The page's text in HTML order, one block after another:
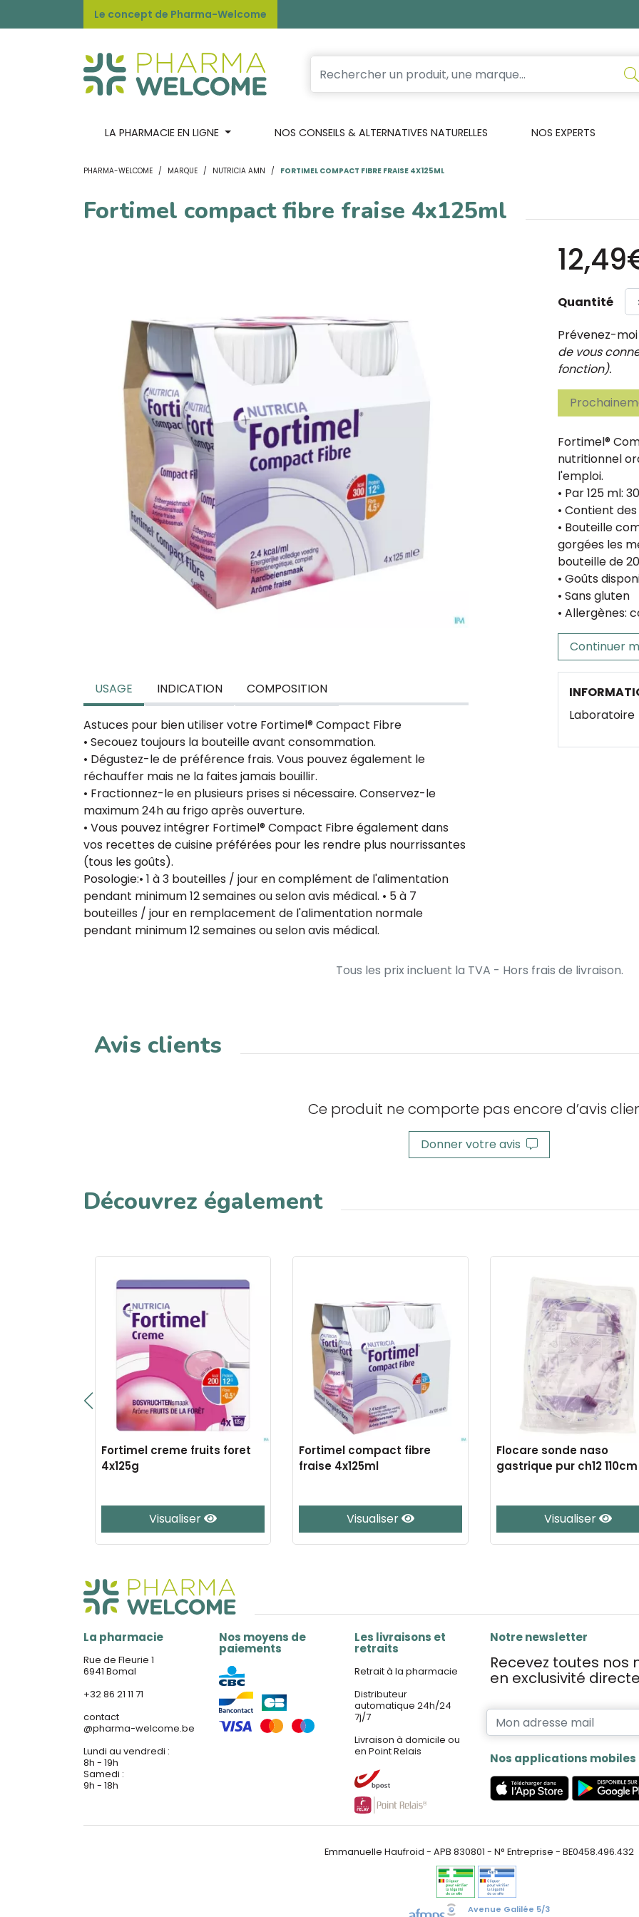
Le concept de Pharma-Welcome
LA PHARMACIE EN LIGNE NOS CONSEILS & ALTERNATIVES NATURELLES NOS EXPERTS
PHARMA-WELCOME MARQUE NUTRICIA AMN FORTIMEL COMPACT FIBRE FRAISE 4X125ML
Fortimel compact fibre fraise 4x125ml
Quantité
Prévenez-
de vous
fonction).
Fortimel®
nutritionnel
l'emploi.
• Par 125 ml:
• Contient
• Bouteille
gorgées les
bouteille de
• Goûts
• Sans gluten
• Allergènes:
Continuer
USAGE INDICATION COMPOSITION
Astuces pour bien utiliser votre Fortimel® Compact Fibre
• Secouez toujours la bouteille avant consommation.
• Dégustez-le de préférence frais. Vous pouvez également le
réchauffer mais ne la faites jamais bouillir.
• Fractionnez-le en plusieurs prises si nécessaire. Conservez-le
maximum 24h au frigo après ouverture.
• Vous pouvez intégrer Fortimel® Compact Fibre également dans
vos recettes de cuisine préférées pour les rendre plus nourrissantes
(tous les goûts).
Posologie:• 1 à 3 bouteilles / jour en complément de l'alimentation
pendant minimum 12 semaines ou selon avis médical. • 5 à 7
bouteilles / jour en remplacement de l'alimentation normale
pendant minimum 12 semaines ou selon avis médical.
Laboratoire
Tous les prix incluent la TVA - Hors frais de livraison.
Avis clients
Ce produit ne comporte pas encore d’avis
Donner votre avis
Découvrez également
Fortimel creme fruits foret
4x125g
Visualiser
Fortimel compact fibre
fraise 4x125ml
Visualiser
Flocare sonde naso
gastrique pur ch12 110cm
Visualiser
La pharmacie
Rue de Fleurie 1
6941 Bomal
+32 86 21 11 71
contact
@pharma-welcome.be
Lundi au vendredi :
8h - 19h
Samedi :
9h - 18h
Nos moyens de
paiements
Les livraisons et
retraits
Retrait à la pharmacie
Distributeur
automatique 24h/24
7j/7
Livraison à domicile ou
en Point Relais
Notre newsletter
Recevez toutes
en exclusivité
Nos applications mobiles
Emmanuelle Haufroid - APB 830801 - N° Entreprise - BE0458.496.432
Avenue Galilée 5/3